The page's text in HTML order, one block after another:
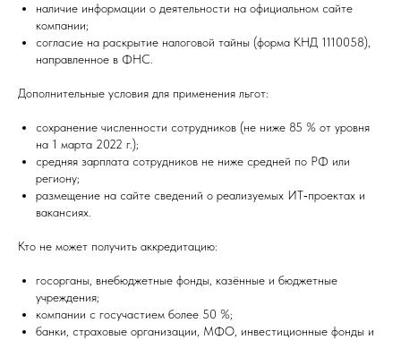
наличие информации о деятельности на официальном сайте
компании;
согласие на раскрытие налоговой тайны (форма КНД 1110058),
направленное в ФНС.
Дополнительные условия для применения льгот:
сохранение численности сотрудников (не ниже 85 % от уровня
на 1 марта 2022 г.);
средняя зарплата сотрудников не ниже средней по РФ или
региону;
размещение на сайте сведений о реализуемых ИТ‑проектах и
вакансиях.
Кто не может получить аккредитацию:
госорганы, внебюджетные фонды, казённые и бюджетные
учреждения;
компании с госучастием более 50 %;
банки, страховые организации, МФО, инвестиционные фонды и